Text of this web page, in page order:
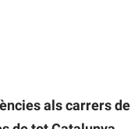
als carrers de